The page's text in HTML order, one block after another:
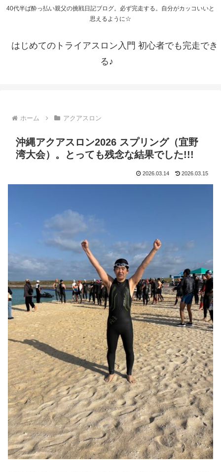
40代半ば酔っ払い親父の挑戦日記ブログ。必ず完走する。自分がカッコいいと
思えるように☆
はじめてのトライアスロン入門 初心者でも完走でき
る♪
ホーム アクアスロン
沖縄アクアスロン2026 スプリング（宜野
湾大会）。とっても残念な結果でした!!!
2026.03.14 2026.03.15